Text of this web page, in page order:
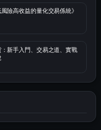
險高收益的量化交易係統》
：新手入門、交易之道、實戰